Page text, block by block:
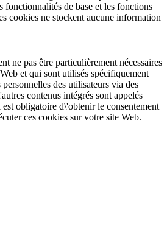
fonctionnalités de base et les fonctions
cookies ne stockent aucune information
ne pas être particulièrement nécessaires
et qui sont utilisés spécifiquement
des utilisateurs via des
contenus intégrés sont appelés
obligatoire d\'obtenir le consentement
ces cookies sur votre site Web.